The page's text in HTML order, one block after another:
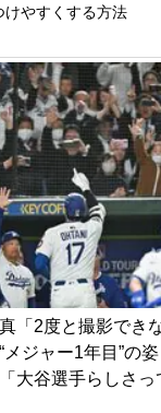
けやすくする方法
「2度と撮影でき
ジャー1年目”の
大谷選手らしさっ